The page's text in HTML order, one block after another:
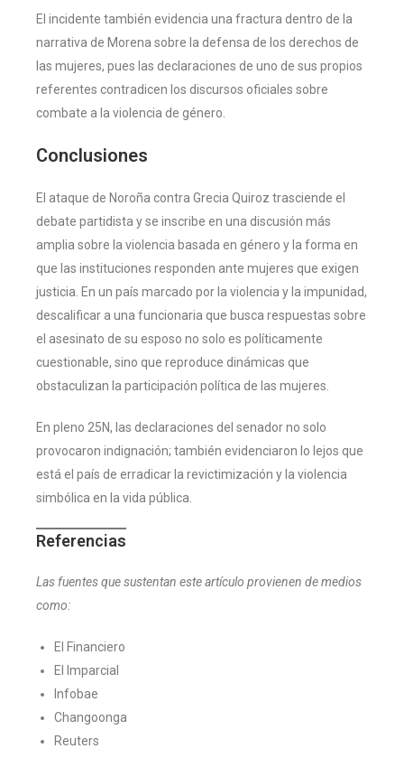
El incidente también evidencia una fractura dentro de la
narrativa de Morena sobre la defensa de los derechos de
las mujeres, pues las declaraciones de uno de sus propios
referentes contradicen los discursos oficiales sobre
combate a la violencia de género.
Conclusiones
El ataque de Noroña contra Grecia Quiroz trasciende el
debate partidista y se inscribe en una discusión más
amplia sobre la violencia basada en género y la forma en
que las instituciones responden ante mujeres que exigen
justicia. En un país marcado por la violencia y la impunidad,
descalificar a una funcionaria que busca respuestas sobre
el asesinato de su esposo no solo es políticamente
cuestionable, sino que reproduce dinámicas que
obstaculizan la participación política de las mujeres.
En pleno 25N, las declaraciones del senador no solo
provocaron indignación; también evidenciaron lo lejos que
está el país de erradicar la revictimización y la violencia
simbólica en la vida pública.
Referencias
Las fuentes que sustentan este artículo provienen de medios
como:
El Financiero
El Imparcial
Infobae
Changoonga
Reuters